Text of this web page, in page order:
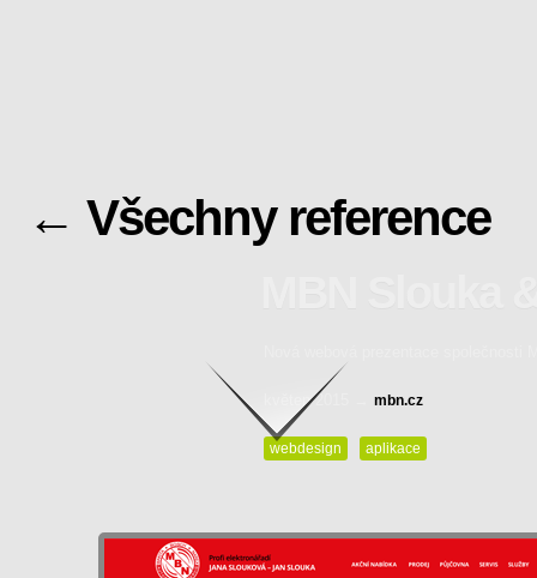
← Všechny reference
květen 2015 → mbn.cz
webdesign aplikace
Zpět na výčet referencí…